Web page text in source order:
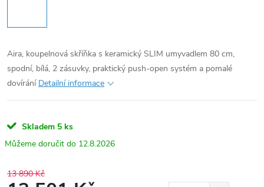
Aira, koupelnová skříňka s keramický SLIM umyvadlem 80 cm,
spodní, bílá, 2 zásuvky, praktický push-open systém a pomalé
dovírání Detailní informace
Skladem 5 ks
12.8.2026
13 890 Kč